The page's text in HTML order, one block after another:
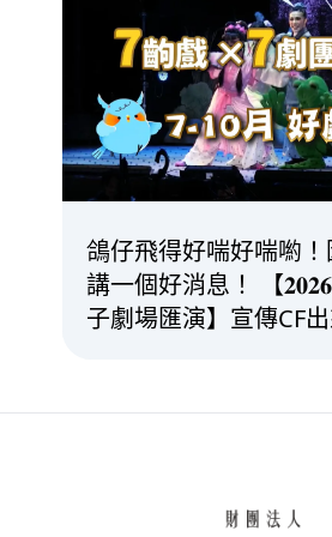
鴿仔飛得好喘好喘喲
講一個好消息！ 【
子劇場匯演】宣傳CF